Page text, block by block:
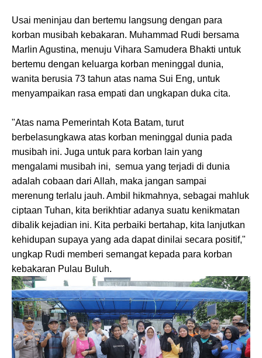
Usai meninjau dan bertemu langsung dengan para
korban musibah kebakaran. Muhammad Rudi bersama
Marlin Agustina, menuju Vihara Samudera Bhakti untuk
bertemu dengan keluarga korban meninggal dunia,
wanita berusia 73 tahun atas nama Sui Eng, untuk
menyampaikan rasa empati dan ungkapan duka cita.
"Atas nama Pemerintah Kota Batam, turut
berbelasungkawa atas korban meninggal dunia pada
musibah ini. Juga untuk para korban lain yang
mengalami musibah ini, semua yang terjadi di dunia
adalah cobaan dari Allah, maka jangan sampai
merenung terlalu jauh. Ambil hikmahnya, sebagai mahluk
ciptaan Tuhan, kita berikhtiar adanya suatu kenikmatan
dibalik kejadian ini. Kita perbaiki bertahap, kita lanjutkan
kehidupan supaya yang ada dapat dinilai secara positif,"
ungkap Rudi memberi semangat kepada para korban
kebakaran Pulau Buluh.